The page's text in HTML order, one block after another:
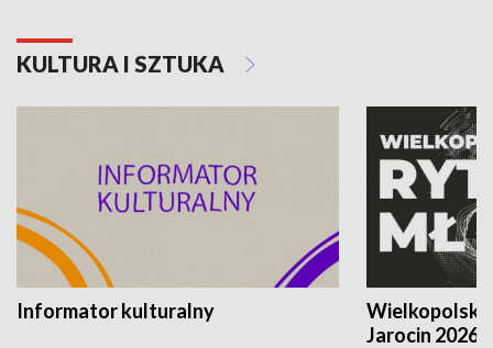
KULTURA I SZTUKA
Informator kulturalny
Jarocin 2026